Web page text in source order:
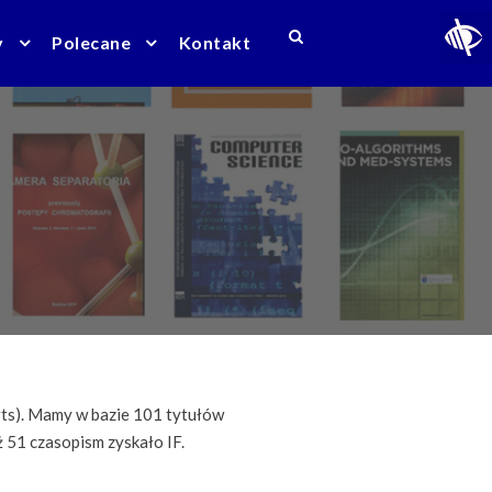
Polecane Kontakt
Mamy w bazie 101 tytułów
czasopism zyskało IF.